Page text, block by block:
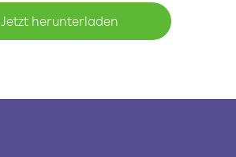
Jetzt herunterladen